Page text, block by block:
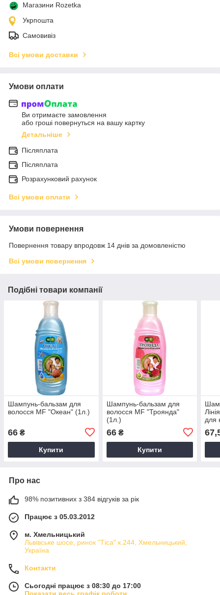
Магазини Rozetka
Укрпошта
Самовивіз
Всі умови доставки
Умови оплати
Ви отримаєте замовлення
або гроші повернуться на вашу картку
Детальніше
Післяплата
Післяплата
Розрахунковий рахунок
Всі умови оплати
Умови повернення
Повернення товару впродовж 14 днів за домовленістю
Всі умови повернення
Подібні товари компанії
Шампунь-бальзам для
волосся MF "Океан" (1л.)
66 ₴
Купити
Шампунь-бальзам для
волосся MF "Троянда"
(1л.)
66₴
Купити
для
Про нас
98% позитивних з 384 відгуків за рік
Працює з 05.03.2012
м. Хмельницький
Львівське шосе, ринок "Тіса" к.244, Хмельницький,
Україна
Контакти
Сьогодні працює з 08:30 до 17:00